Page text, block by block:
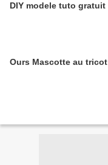
DIY modele tuto gratuit
Ours Mascotte au tricot